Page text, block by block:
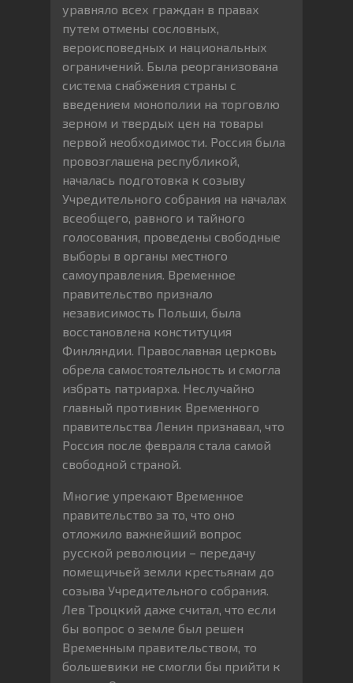
уравняло всех граждан в правах
путем отмены сословных,
вероисповедных и национальных
ограничений. Была реорганизована
система снабжения страны с
введением монополии на торговлю
зерном и твердых цен на товары
первой необходимости. Россия была
провозглашена республикой,
началась подготовка к созыву
Учредительного собрания на началах
всеобщего, равного и тайного
голосования, проведены свободные
выборы в органы местного
самоуправления. Временное
правительство признало
независимость Польши, была
восстановлена конституция
Финляндии. Православная церковь
обрела самостоятельность и смогла
избрать патриарха. Неслучайно
главный противник Временного
правительства Ленин признавал, что
Россия после февраля стала самой
свободной страной.
Многие упрекают Временное
правительство за то, что оно
отложило важнейший вопрос
русской революции – передачу
помещичьей земли крестьянам до
созыва Учредительного собрания.
Лев Троцкий даже считал, что если
бы вопрос о земле был решен
Временным правительством, то
большевики не смогли бы прийти к